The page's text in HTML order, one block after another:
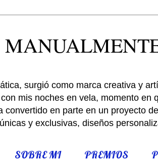
surgió como marca creativa y
mis noches en vela, momento
convertido en parte en un proyecto
y exclusivas, diseños
SOBRE MI PREMIOS